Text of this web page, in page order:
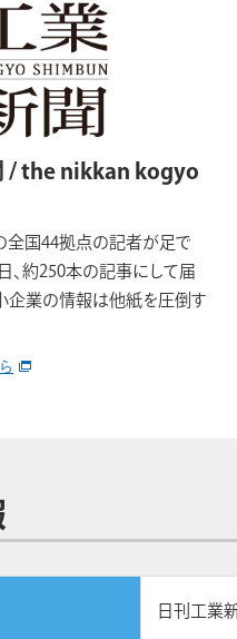
/ the nikkan kogyo
全国44拠点の記者が足で
、約250本の記事にして届
企業の情報は他紙を圧倒す
日刊工業